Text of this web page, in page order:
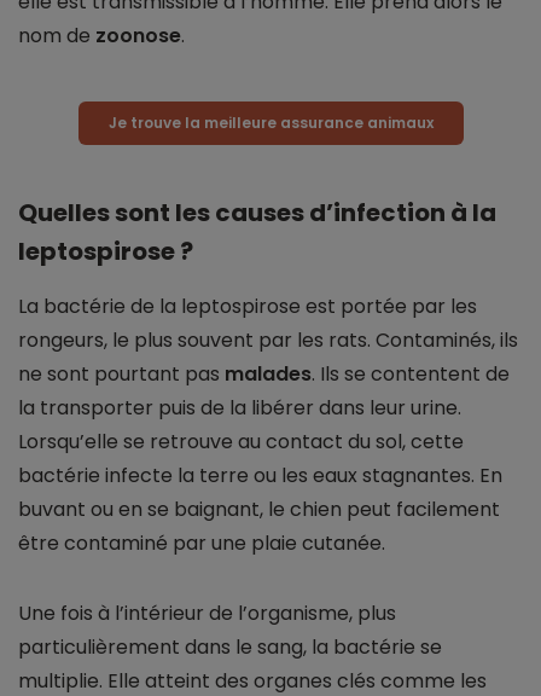
nom de zoonose.
Je trouve la meilleure assurance animaux
Quelles sont les causes d’infection à la
leptospirose ?
La bactérie de la leptospirose est portée par les
rongeurs, le plus souvent par les rats. Contaminés, ils
ne sont pourtant pas malades. Ils se contentent de
la transporter puis de la libérer dans leur urine.
Lorsqu’elle se retrouve au contact du sol, cette
bactérie infecte la terre ou les eaux stagnantes. En
buvant ou en se baignant, le chien peut facilement
être contaminé par une plaie cutanée.
Une fois à l’intérieur de l’organisme, plus
particulièrement dans le sang, la bactérie se
multiplie. Elle atteint des organes clés comme les